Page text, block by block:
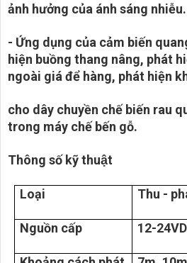
ảnh hưởng của ánh sáng nhiễu.
- Ứng dụng của cảm biến
hiện buồng thang nâng, phát
ngoài giá để hàng, phát hiện
cho dây chuyền chế biến rau
trong máy chế bến gỗ.
Thông số kỹ thuật
Loại Thu -
Nguồn cấp 12-